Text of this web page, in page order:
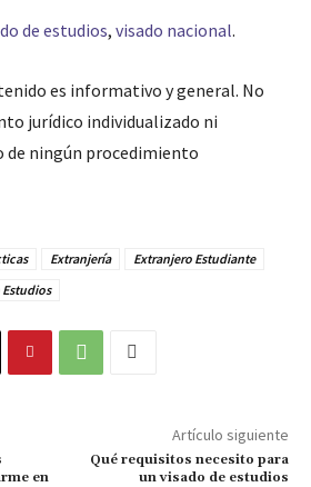
de estudios, visado nacional.
es informativo y general. No
jurídico individualizado ni
ningún procedimiento
Extranjería
Extranjero Estudiante
Estudios
en
Artículo siguiente
Qué requisitos necesito para
un visado de estudios